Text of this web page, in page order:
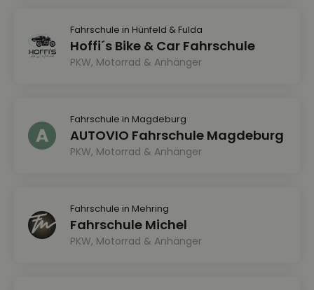
Fahrschule in Hünfeld & Fulda
Hoffi´s Bike & Car Fahrschule
PKW, Motorrad & Anhänger
Fahrschule in Magdeburg
AUTOVIO Fahrschule Magdeburg
PKW, Motorrad & Anhänger
Fahrschule in Mehring
Fahrschule Michel
PKW, Motorrad & Anhänger